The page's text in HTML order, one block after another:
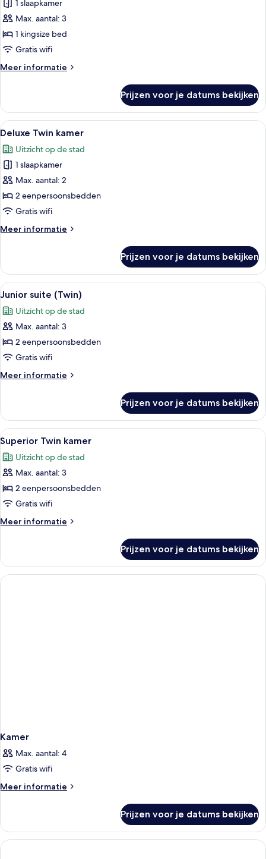
kamer
laden
1 slaapkamer
Max. aantal: 3
1 kingsize bed
Gratis wifi
Meer informatie
Meer
kamer
Prijzen voor je datums bekijken
Alle
foto's
voor
Deluxe
Twin
kamer
laden
Een hotelkamer met twee bedden,
7
Deluxe Twin kamer
Uitzicht op de stad
1 slaapkamer
Max. aantal: 2
2 eenpersoonsbedden
Gratis wifi
Meer informatie
Meer
Twin
kamer
Prijzen voor je datums bekijken
Alle
foto's
voor
Junior
suite
(Twin)
laden
Een hotelkamer met twee bedden,
6
Junior suite (Twin)
Uitzicht op de stad
Max. aantal: 3
2 eenpersoonsbedden
Gratis wifi
Meer informatie
Meer
suite
(Twin)
Prijzen voor je datums bekijken
Alle
foto's
voor
Superior
Twin
kamer
laden
Een hotelkamer met twee bedden,
6
Superior Twin kamer
Uitzicht op de stad
Max. aantal: 3
2 eenpersoonsbedden
Gratis wifi
Meer informatie
Meer
Twin
kamer
Prijzen voor je datums bekijken
Kamer
Max. aantal: 4
Gratis wifi
Meer informatie
Meer
Prijzen voor je datums bekijken